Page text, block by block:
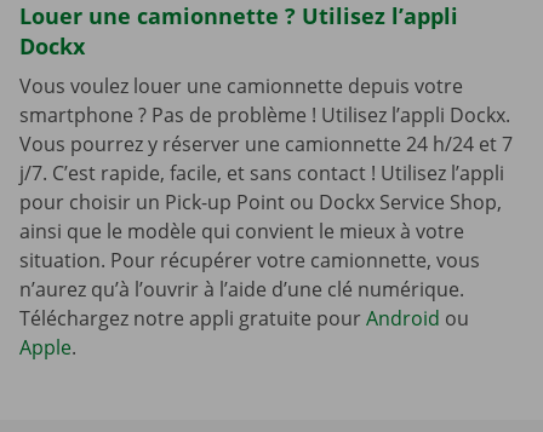
Louer une camionnette ? Utilisez l’appli
Dockx
Vous voulez louer une camionnette depuis votre
smartphone ? Pas de problème ! Utilisez l’appli Dockx.
Vous pourrez y réserver une camionnette 24 h/24 et 7
j/7. C’est rapide, facile, et sans contact ! Utilisez l’appli
pour choisir un Pick-up Point ou Dockx Service Shop,
ainsi que le modèle qui convient le mieux à votre
situation. Pour récupérer votre camionnette, vous
n’aurez qu’à l’ouvrir à l’aide d’une clé numérique.
Téléchargez notre appli gratuite pourAndroid ou
Apple.